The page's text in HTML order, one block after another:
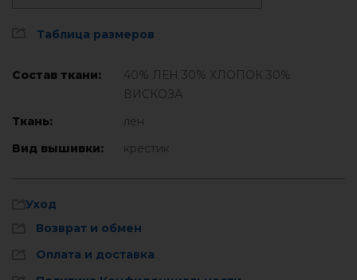
Таблица размеров
Состав ткани:
40% ЛЕН 30% ХЛОПОК 30%
ВИСКОЗА
Ткань:
лен
Вид вышивки:
крестик
Уход
Возврат и обмен
Оплата и доставка